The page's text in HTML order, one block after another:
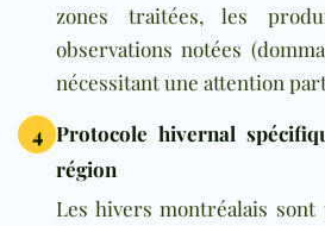
zones traitées, les
observations notées
nécessitant une attention
4 Protocole hivernal
région
Les hivers montréalais